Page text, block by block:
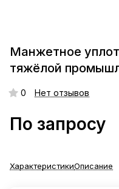
Манжетное
тяжёлой
0 Нет отзывов
По запросу
ХарактеристикиОписание